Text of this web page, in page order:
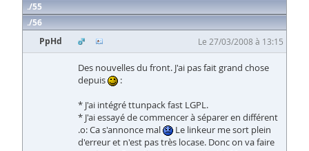
55
56
PpHd
Le 27/03/2008 à 13:15
Des nouvelles du front. J'ai pas fait grand chose
depuis
:
* J'ai intégré ttunpack fast LGPL.
* J'ai essayé de commencer à séparer en différent
.o: Ca s'annonce mal
Le linkeur me sort plein
d'erreur et n'est pas très locase. Donc on va faire